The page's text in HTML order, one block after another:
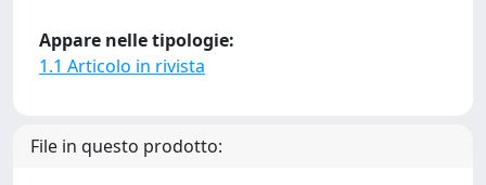
Appare nelle tipologie:
1.1 Articolo in rivista
File in questo prodotto: